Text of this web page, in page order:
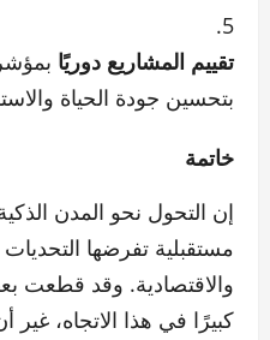
تقييم المشاريع دوريًا
بتحسين جودة الحياة
خاتمة
إن التحول نحو المدن
مستقبلية تفرضها التحديات
والاقتصادية. وقد قطعت
كبيرًا في هذا الاتجاه، غير